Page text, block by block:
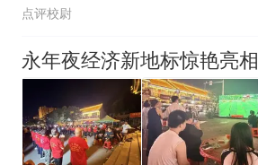
点评校尉
永年夜经济新地标惊艳亮相